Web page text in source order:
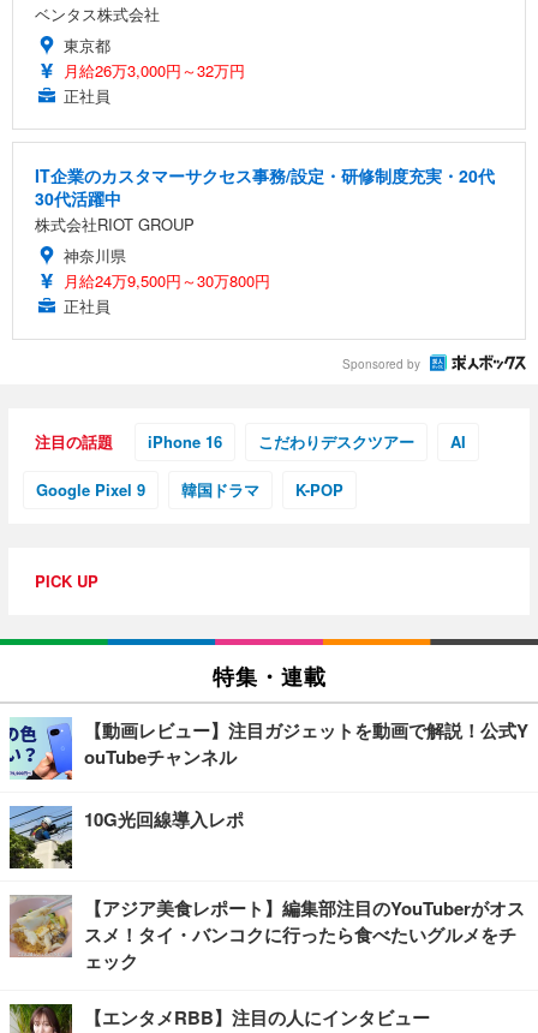
ベンタス株式会社
東京都
月給26万3,000円～32万円
正社員
IT企業のカスタマーサクセス事務/設定・研修制度充実・20代
30代活躍中
株式会社RIOT GROUP
神奈川県
月給24万9,500円～30万800円
正社員
Sponsored by
注目の話題 iPhone 16 こだわりデスクツアー AI
Google Pixel 9 韓国ドラマ K-POP
PICK UP
特集・連載
【動画レビュー】注目ガジェットを動画で解説！公式Y
ouTubeチャンネル
10G光回線導入レポ
【アジア美食レポート】編集部注目のYouTuberがオス
スメ！タイ・バンコクに行ったら食べたいグルメをチ
ェック
【エンタメRBB】注目の人にインタビュー